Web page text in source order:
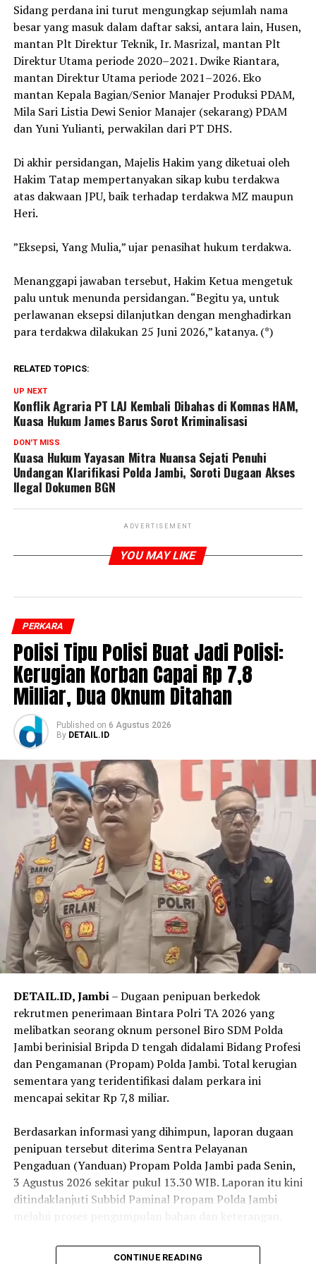
‎Sidang perdana ini turut mengungkap sejumlah nama
besar yang masuk dalam daftar saksi, antara lain, Husen,
mantan Plt Direktur Teknik, Ir. Masrizal, mantan Plt
Direktur Utama periode 2020–2021. Dwike Riantara,
mantan Direktur Utama periode 2021–2026. Eko
mantan Kepala Bagian/Senior Manajer Produksi PDAM,
Mila Sari Listia Dewi Senior Manajer (sekarang) PDAM
dan Yuni Yulianti, perwakilan dari PT DHS.
‎Di akhir persidangan, Majelis Hakim yang diketuai oleh
Hakim Tatap mempertanyakan sikap kubu terdakwa
atas dakwaan JPU, baik terhadap terdakwa MZ maupun
Heri.
‎”Eksepsi, Yang Mulia,” ujar penasihat hukum terdakwa.
‎Menanggapi jawaban tersebut, Hakim Ketua mengetuk
palu untuk menunda persidangan. “Begitu ya, untuk
perlawanan eksepsi dilanjutkan dengan menghadirkan
para terdakwa dilakukan 25 Juni 2026,” katanya. (*)
RELATED TOPICS:
UP NEXT
Konflik Agraria PT LAJ Kembali Dibahas di Komnas HAM,
Kuasa Hukum James Barus Sorot Kriminalisasi
DON'T MISS
Kuasa Hukum Yayasan Mitra Nuansa Sejati Penuhi
Undangan Klarifikasi Polda Jambi, Soroti Dugaan Akses
Ilegal Dokumen BGN
ADVERTISEMENT
YOU MAY LIKE
PERKARA
Polisi Tipu Polisi Buat Jadi Polisi:
Kerugian Korban Capai Rp 7,8
Milliar, Dua Oknum Ditahan
Published on 6 Agustus 2026
By DETAIL.ID
DETAIL.ID, Jambi– Dugaan penipuan berkedok
rekrutmen penerimaan Bintara Polri TA 2026 yang
melibatkan seorang oknum personel Biro SDM Polda
Jambi berinisial Bripda D tengah didalami Bidang Profesi
dan Pengamanan (Propam) Polda Jambi. Total kerugian
sementara yang teridentifikasi dalam perkara ini
mencapai sekitar Rp 7,8 miliar.
‎Berdasarkan informasi yang dihimpun, laporan dugaan
penipuan tersebut diterima Sentra Pelayanan
Pengaduan (Yanduan) Propam Polda Jambi pada Senin,
3 Agustus 2026 sekitar pukul 13.30 WIB. Laporan itu kini
ditindaklanjuti Subbid Paminal Propam Polda Jambi
‎Sejumlah korban telah tercatat dalam perkara ini, baik
CONTINUE READING